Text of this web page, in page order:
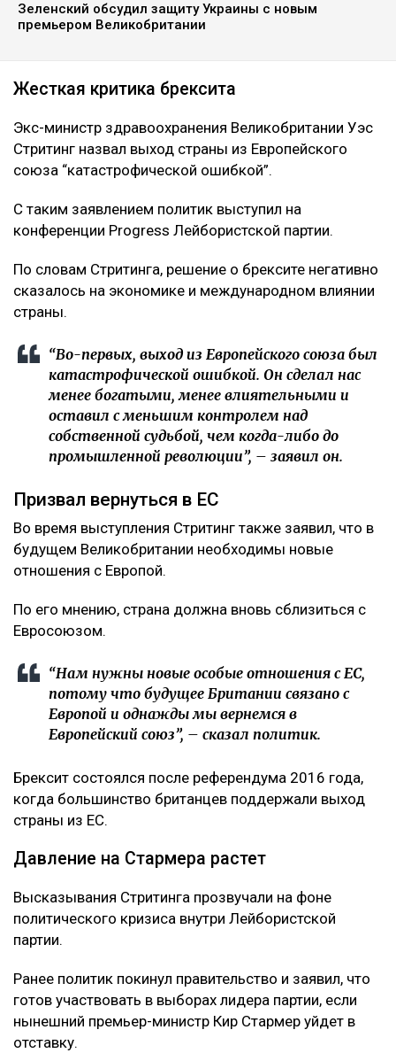
Зеленский обсудил защиту Украины с новым
премьером Великобритании
Жесткая критика брексита
Экс-министр здравоохранения Великобритании Уэс
Стритинг назвал выход страны из Европейского
союза “катастрофической ошибкой”.
С таким заявлением политик выступил на
конференции Progress Лейбористской партии.
По словам Стритинга, решение о брексите негативно
сказалось на экономике и международном влиянии
страны.
“Во-первых, выход из Европейского союза был
катастрофической ошибкой. Он сделал нас
менее богатыми, менее влиятельными и
оставил с меньшим контролем над
собственной судьбой, чем когда-либо до
промышленной революции”, – заявил он.
Призвал вернуться в ЕС
Во время выступления Стритинг также заявил, что в
будущем Великобритании необходимы новые
отношения с Европой.
По его мнению, страна должна вновь сблизиться с
Евросоюзом.
“Нам нужны новые особые отношения с ЕС,
потому что будущее Британии связано с
Европой и однажды мы вернемся в
Европейский союз”, – сказал политик.
Брексит состоялся после референдума 2016 года,
когда большинство британцев поддержали выход
страны из ЕС.
Давление на Стармера растет
Высказывания Стритинга прозвучали на фоне
политического кризиса внутри Лейбористской
партии.
Ранее политик покинул правительство и заявил, что
готов участвовать в выборах лидера партии, если
нынешний премьер-министр Кир Стармер уйдет в
отставку.